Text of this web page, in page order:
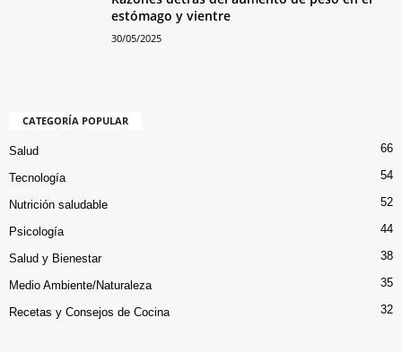
estómago y vientre
30/05/2025
CATEGORÍA POPULAR
Salud 66
Tecnología 54
Nutrición saludable 52
Psicología 44
Salud y Bienestar 38
Medio Ambiente/Naturaleza 35
Recetas y Consejos de Cocina 32